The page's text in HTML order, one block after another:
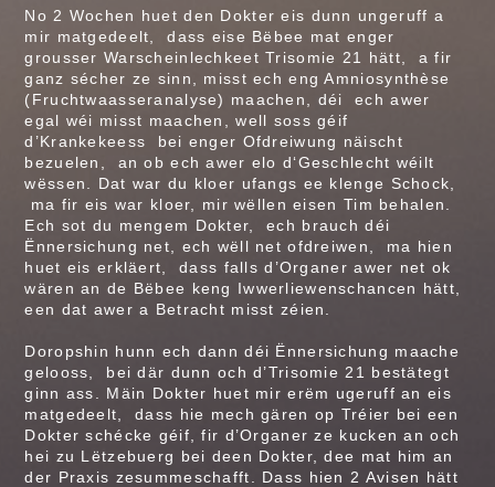
No 2 Wochen huet den Dokter eis dunn ungeruff a
mir matgedeelt, dass eise Bëbee mat enger
grousser Warscheinlechkeet Trisomie 21 hätt, a fir
ganz sécher ze sinn, misst ech eng Amniosynthèse
(Fruchtwaasseranalyse) maachen, déi ech awer
egal wéi misst maachen, well soss géif
d’Krankekeess bei enger Ofdreiwung näischt
bezuelen, an ob ech awer elo d‘Geschlecht wéilt
wëssen. Dat war du kloer ufangs ee klenge Schock,
ma fir eis war kloer, mir wëllen eisen Tim behalen.
Ech sot du mengem Dokter, ech brauch déi
Ënnersichung net, ech wëll net ofdreiwen, ma hien
huet eis erkläert, dass falls d’Organer awer net ok
wären an de Bëbee keng Iwwerliewenschancen hätt,
een dat awer a Betracht misst zéien.
Doropshin hunn ech dann déi Ënnersichung maache
gelooss, bei där dunn och d’Trisomie 21 bestätegt
ginn ass. Mäin Dokter huet mir erëm ugeruff an eis
matgedeelt, dass hie mech gären op Tréier bei een
Dokter schécke géif, fir d’Organer ze kucken an och
hei zu Lëtzebuerg bei deen Dokter, dee mat him an
der Praxis zesummeschafft. Dass hien 2 Avisen hätt